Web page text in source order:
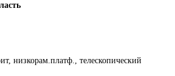
низкорам.платф., телескопический